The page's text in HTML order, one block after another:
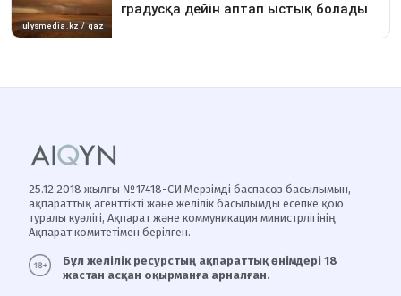
25.12.2018 жылғы №17418-СИ Мерзімді баспасөз басылымын,
ақпараттық агенттікті және желілік басылымды есепке қою
туралы куәлігі, Ақпарат және коммуникация министрлігінің
Ақпарат комитетімен берілген.
Бұл желілік ресурстың ақпараттық өнімдері 18
жастан асқан оқырманға арналған.